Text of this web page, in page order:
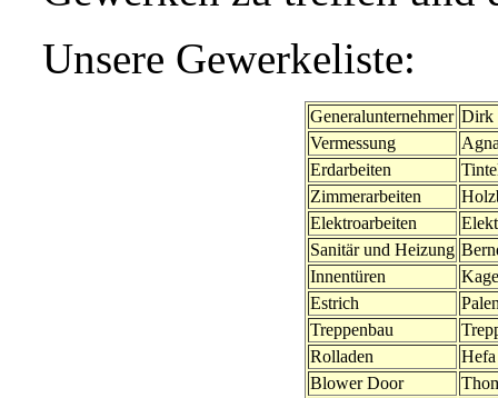
Unsere Gewerkeliste:
Generalunternehmer Dirk
Vermessung
Erdarbeiten
Zimmerarbeiten
Elektroarbeiten
Sanitär und Heizung
Innentüren
Estrich
Treppenbau
Rolladen
Blower Door